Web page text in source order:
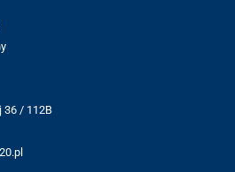
36 / 112B